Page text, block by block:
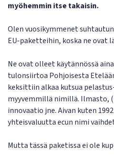
myöhemmin itse takaisin.
Olen vuosikymmenet
EU-paketteihin, koska ne ovat
Ne ovat olleet käytännössä
tulonsiirtoa Pohjoisesta
keksittiin alkaa kutsua
myyvemmillä nimillä. Ilmasto,
innovaatio jne. Aivan kuten
yhteisvaluutta ecun nimi
Mutta tässä paketissa ei ole